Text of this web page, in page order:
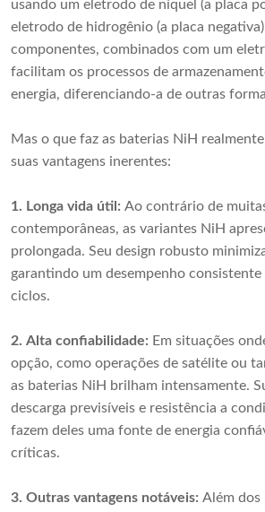
usando um eletrodo de níquel (a placa
eletrodo de hidrogênio (a placa
componentes, combinados com um
facilitam os processos de
energia, diferenciando-a de outras
Mas o que faz as baterias NiH
suas vantagens inerentes:
1. Longa vida útil: Ao contrário de
contemporâneas, as variantes NiH
prolongada. Seu design robusto
garantindo um desempenho
ciclos.
2. Alta confiabilidade: Em situações
opção, como operações de satélite ou
as baterias NiH brilham intensamente.
descarga previsíveis e resistência a
fazem deles uma fonte de energia
críticas.
3. Outras vantagens notáveis: Além dos